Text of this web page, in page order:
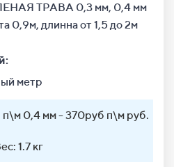
ТРАВА 0,3 мм, 0,4 мм
0,9м, длинна от 1,5 до 2м
метр
0,4 мм - 370руб п\м руб.
1.7 кг